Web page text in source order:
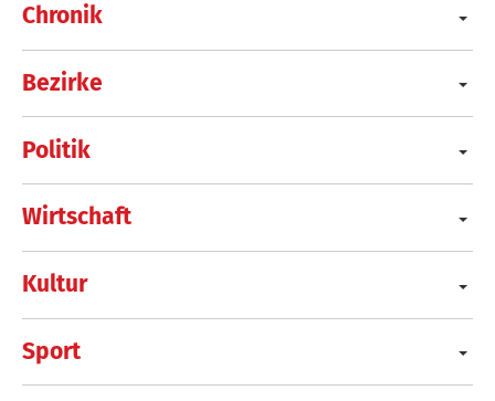
Chronik
Bezirke
Politik
Wirtschaft
Kultur
Sport